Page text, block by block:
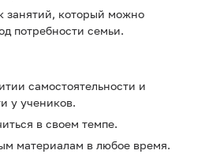
занятий, который можно
потребности семьи.
самостоятельности и
у учеников.
в своем темпе.
материалам в любое время.